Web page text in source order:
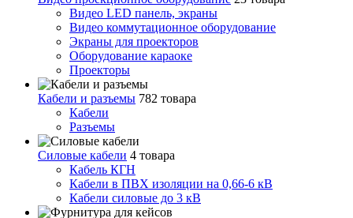
Видео LED панель, экраны
Видео коммутационное оборудование
Экраны для проекторов
Оборудование караоке
Проекторы
Кабели и разъемы 782 товара
Кабели
Разъемы
Силовые кабели 4 товара
Кабель КГН
Кабели в ПВХ изоляции на 0,66-6 кВ
Кабели силовые до 3 кВ